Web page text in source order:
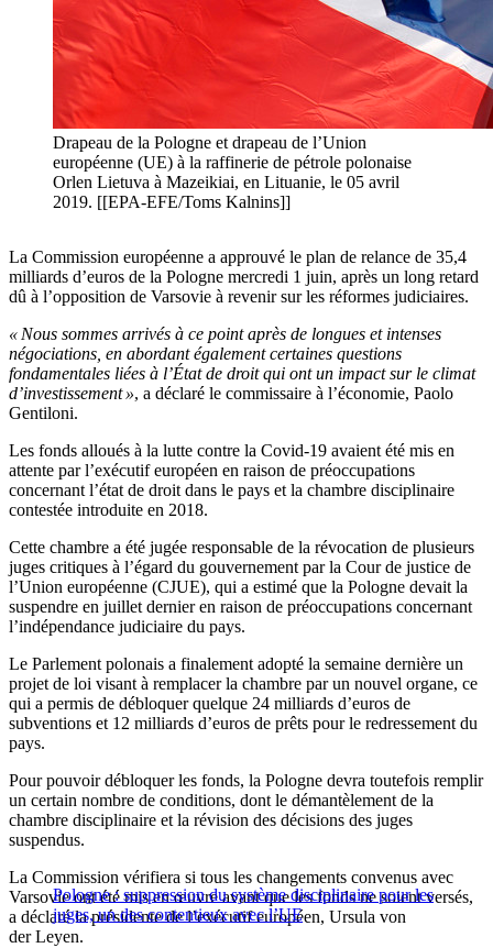
Drapeau de la Pologne et drapeau de l’Union
européenne (UE) à la raffinerie de pétrole polonaise
Orlen Lietuva à Mazeikiai, en Lituanie, le 05 avril
2019. [[EPA-EFE/Toms Kalnins]]
La Commission européenne a approuvé le plan de relance de 35,4
milliards d’euros de la Pologne mercredi 1 juin, après un long retard
dû à l’opposition de Varsovie à revenir sur les réformes judiciaires.
« Nous sommes arrivés à ce point après de longues et intenses
négociations, en abordant également certaines questions
fondamentales liées à l’État de droit qui ont un impact sur le climat
d’investissement », a déclaré le commissaire à l’économie, Paolo
Gentiloni.
Les fonds alloués à la lutte contre la Covid-19 avaient été mis en
attente par l’exécutif européen en raison de préoccupations
concernant l’état de droit dans le pays et la chambre disciplinaire
contestée introduite en 2018.
Cette chambre a été jugée responsable de la révocation de plusieurs
juges critiques à l’égard du gouvernement par la Cour de justice de
l’Union européenne (CJUE), qui a estimé que la Pologne devait la
suspendre en juillet dernier en raison de préoccupations concernant
l’indépendance judiciaire du pays.
Le Parlement polonais a finalement adopté la semaine dernière un
projet de loi visant à remplacer la chambre par un nouvel organe, ce
qui a permis de débloquer quelque 24 milliards d’euros de
subventions et 12 milliards d’euros de prêts pour le redressement du
pays.
Pour pouvoir débloquer les fonds, la Pologne devra toutefois remplir
un certain nombre de conditions, dont le démantèlement de la
chambre disciplinaire et la révision des décisions des juges
suspendus.
Pologne : suppression du système disciplinaire pour les
juges, un des contentieux avec l’UE
La Commission vérifiera si tous les changements convenus avec
Varsovie ont été mis en œuvre avant que les fonds ne soient versés,
a déclaré la présidente de l’exécutif européen, Ursula von
der Leyen.